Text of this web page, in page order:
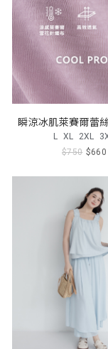
瞬涼冰肌萊賽爾蕾
L XL 2XL
$750 $660